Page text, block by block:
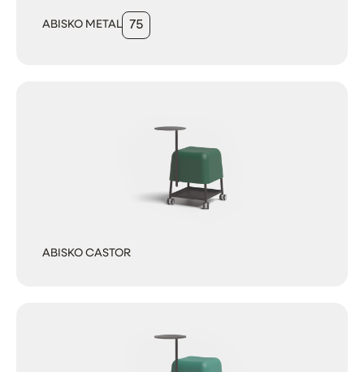
ABISKO METAL 75
ABISKO CASTOR